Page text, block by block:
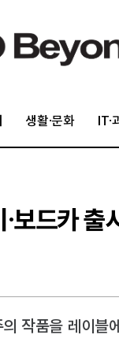
생활·문화 IT·
보드카 출
작품을 레이블